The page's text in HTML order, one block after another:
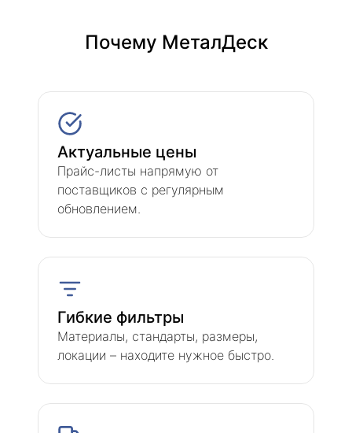
Почему МеталДеск
Актуальные цены
Прайс-листы напрямую от
поставщиков с регулярным
обновлением.
Гибкие фильтры
Материалы, стандарты, размеры,
локации – находите нужное быстро.